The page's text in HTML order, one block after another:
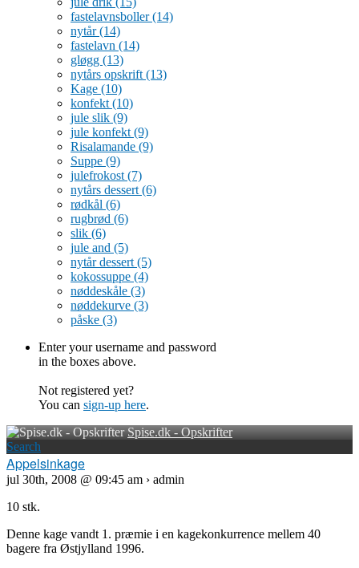
fastelavnsboller(14)
nytår(14)
fastelavn (14)
gløgg (13)
nytårs opskrift (13)
Kage (10)
konfekt (10)
jule slik (9)
jule konfekt (9)
Risalamande (9)
Suppe (9)
julefrokost (7)
nytårs dessert (6)
rødkål (6)
rugbrød (6)
slik (6)
jule and (5)
nytår dessert (5)
kokossuppe (4)
nøddeskåle (3)
nøddekurve (3)
påske (3)
Enter your username and password
in the boxes above.
Not registered yet?
You can sign-up here.
Spise.dk - Opskrifter
Search
Appelsinkage
jul 30th, 2008 @ 09:45 am › admin
10 stk.
Denne kage vandt 1. præmie i en kagekonkurrence mellem 40
bagere fra Østjylland 1996.